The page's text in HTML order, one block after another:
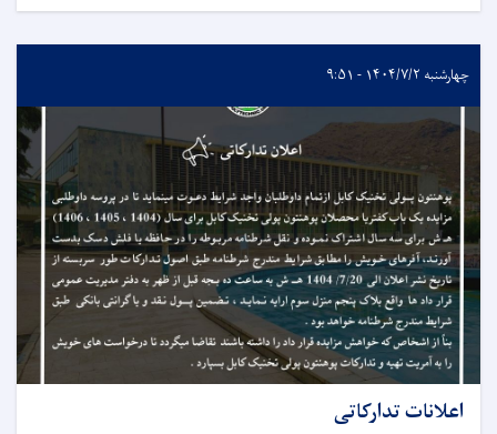
چهارشنبه ۱۴۰۴/۷/۲ - ۹:۵۱
اعلانات تدارکاتی